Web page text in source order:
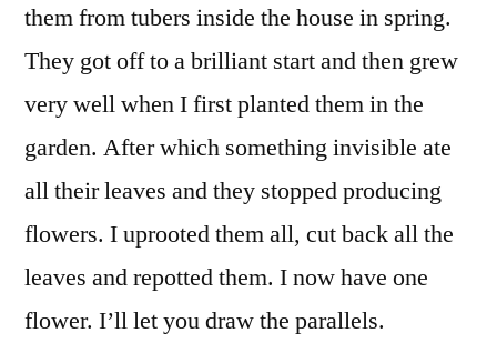
them from tubers inside the house in spring.
They got off to a brilliant start and then grew
very well when I first planted them in the
garden. After which something invisible ate
all their leaves and they stopped producing
flowers. I uprooted them all, cut back all the
leaves and repotted them. I now have one
flower. I’ll let you draw the parallels.